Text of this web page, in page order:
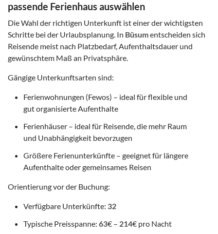
passende Ferienhaus auswählen
Die Wahl der richtigen Unterkunft ist einer der wichtigsten
Schritte bei der Urlaubsplanung. In Büsumentscheiden sich
Reisende meist nach Platzbedarf, Aufenthaltsdauer und
gewünschtem Maß an Privatsphäre.
Gängige Unterkunftsarten sind:
Ferienwohnungen (Fewos) – ideal für flexible und
gut organisierte Aufenthalte
Ferienhäuser – ideal für Reisende, die mehr Raum
und Unabhängigkeit bevorzugen
Größere Ferienunterkünfte – geeignet für längere
Aufenthalte oder gemeinsames Reisen
Orientierung vor der Buchung:
Verfügbare Unterkünfte: 32
Typische Preisspanne: 63€ – 214€ pro Nacht